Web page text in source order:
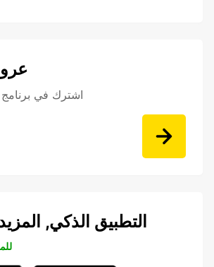
اشترك في برنامج
التطبيق الذكي,